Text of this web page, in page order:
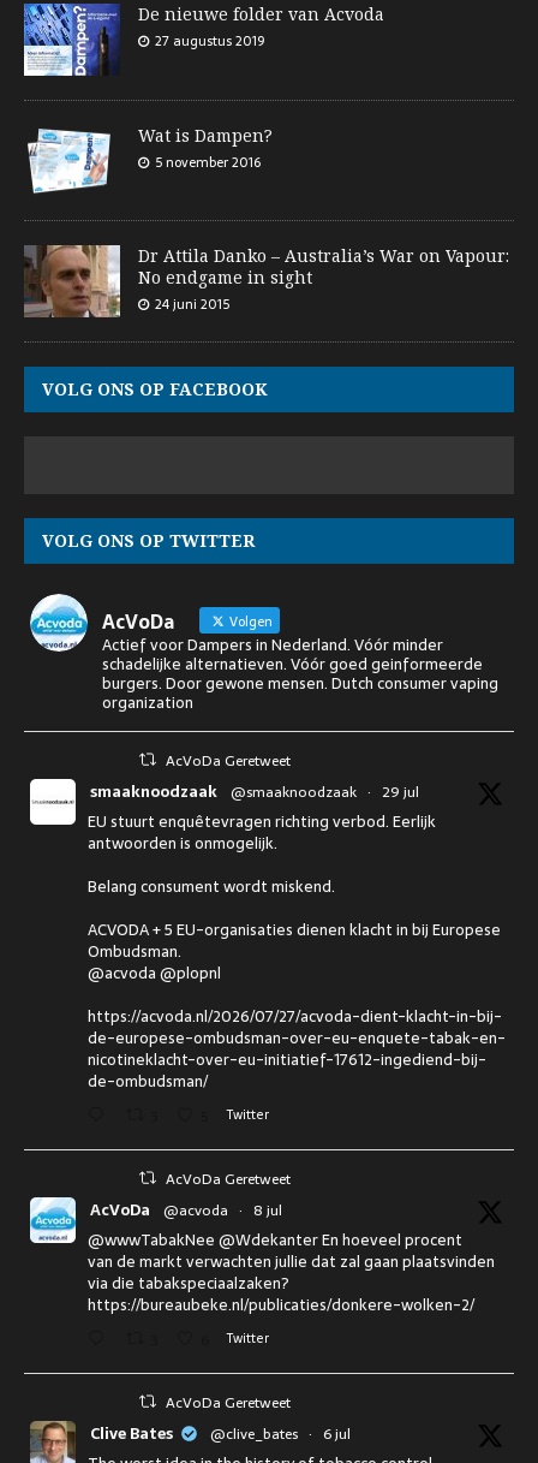
De nieuwe folder van Acvoda
27 augustus 2019
Wat is Dampen?
5 november 2016
Dr Attila Danko – Australia’s War on Vapour:
No endgame in sight
24 juni 2015
VOLG ONS OP FACEBOOK
VOLG ONS OP TWITTER
AcVoDa Volgen
Actief voor Dampers in Nederland. Vóór minder
schadelijke alternatieven. Vóór goed geinformeerde
burgers. Door gewone mensen. Dutch consumer vaping
organization
AcVoDa Geretweet
smaaknoodzaak @smaaknoodzaak · 29 jul
EU stuurt enquêtevragen richting verbod. Eerlijk
antwoorden is onmogelijk.
Belang consument wordt miskend.
ACVODA + 5 EU-organisaties dienen klacht in bij Europese
Ombudsman.
@acvoda @plopnl
https://acvoda.nl/2026/07/27/acvoda-dient-klacht-in-bij-
de-europese-ombudsman-over-eu-enquete-tabak-en-
nicotineklacht-over-eu-initiatief-17612-ingediend-bij-
de-ombudsman/
Twitter
AcVoDa Geretweet
AcVoDa @acvoda · 8 jul
@wwwTabakNee @Wdekanter En hoeveel procent
van de markt verwachten jullie dat zal gaan plaatsvinden
via die tabakspeciaalzaken?
https://bureaubeke.nl/publicaties/donkere-wolken-2/
Twitter
AcVoDa Geretweet
Clive Bates @clive_bates · 6 jul